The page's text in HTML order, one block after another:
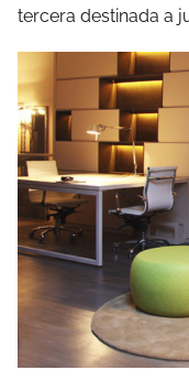
tercera destinada a